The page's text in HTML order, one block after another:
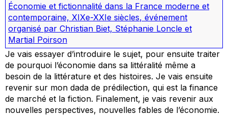
Économie et fictionnalité dans la France moderne et
contemporaine, XIXe-XXIe siècles, événement
organisé par Christian Biet, Stéphanie Loncle et
Martial Poirson
Je vais essayer d’introduire le sujet, pour ensuite traiter
de pourquoi l’économie dans sa littéralité même a
besoin de la littérature et des histoires. Je vais ensuite
revenir sur mon dada de prédilection, qui est la finance
de marché et la fiction. Finalement, je vais revenir aux
nouvelles perspectives, nouvelles fables de l’économie.